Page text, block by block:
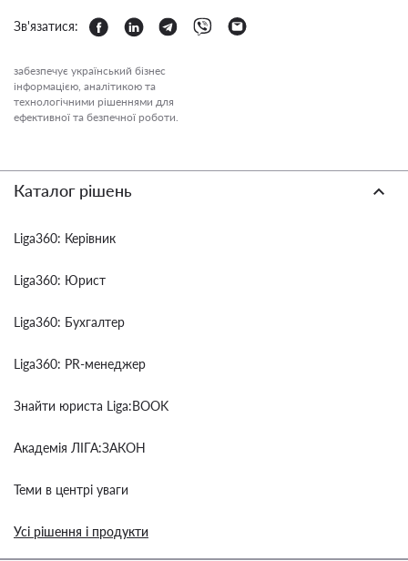
Зв'язатися:
забезпечує український бізнес
інформацією, аналітикою та
технологічними рішеннями для
ефективної та безпечної роботи.
Каталог рішень
Liga360: Керівник
Liga360: Юрист
Liga360: Бухгалтер
Liga360: PR-менеджер
Знайти юриста Liga:BOOK
Академія ЛІГА:ЗАКОН
Теми в центрі уваги
Усі рішення і продукти